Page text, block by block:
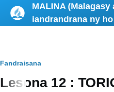
Skip to main content
MALINA
iandrandrana ny
Breadcrumb
Fandraisana
Lesona 12 :